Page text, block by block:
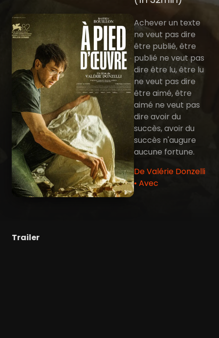
Achever un texte
ne veut pas dire
être publié, être
publié ne veut pas
dire être lu, être lu
ne veut pas dire
être aimé, être
aimé ne veut pas
dire avoir du
succès, avoir du
succès n'augure
aucune fortune.
De Valérie Donzelli
• Avec
Trailer